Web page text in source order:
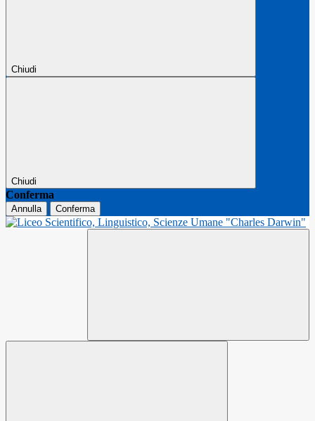
Chiudi
Chiudi
Conferma
Annulla Conferma